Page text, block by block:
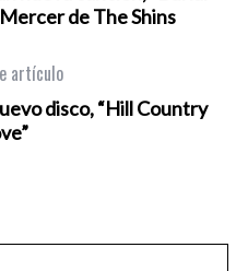
de The Shins
artículo
disco, “Hill Country